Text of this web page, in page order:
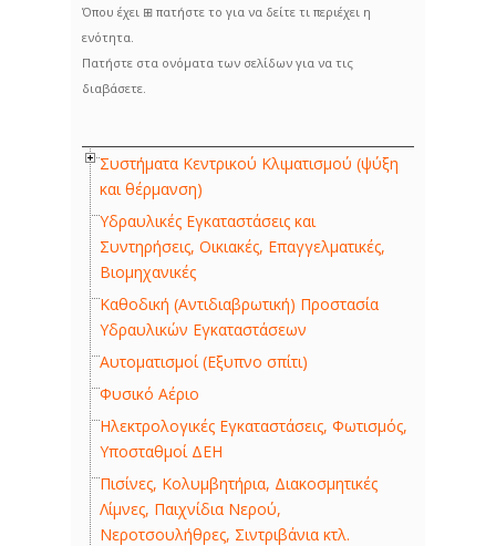
Όπου έχει ⊞ πατήστε το για να δείτε τι περιέχει η
ενότητα.
Πατήστε στα ονόματα των σελίδων για να τις
διαβάσετε.
Συστήματα Κεντρικού Κλιματισμού (ψύξη
και θέρμανση)
Υδραυλικές Εγκαταστάσεις και
Συντηρήσεις, Οικιακές, Επαγγελματικές,
Βιομηχανικές
Καθοδική (Αντιδιαβρωτική) Προστασία
Υδραυλικών Εγκαταστάσεων
Αυτοματισμοί (Εξυπνο σπίτι)
Φυσικό Αέριο
Ηλεκτρολογικές Εγκαταστάσεις, Φωτισμός,
Υποσταθμοί ΔΕΗ
Πισίνες, Κολυμβητήρια, Διακοσμητικές
Λίμνες, Παιχνίδια Νερού,
Νεροτσουλήθρες, Σιντριβάνια κτλ.